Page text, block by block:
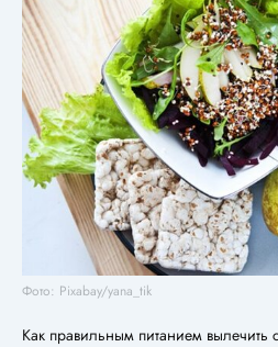
Фото: Pixabay/yana_tik
Как правильным питанием вылечить